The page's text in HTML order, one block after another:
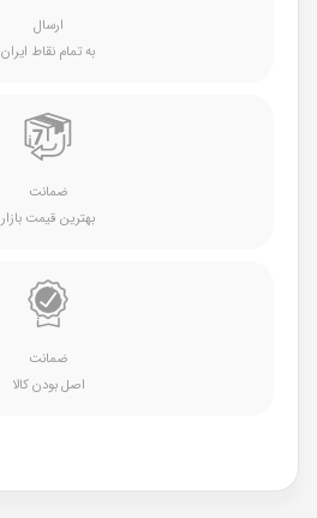
ارسال
به تمام نقاط ایران
ضمانت
بهترین قیمت بازار
ضمانت
اصل بودن کالا